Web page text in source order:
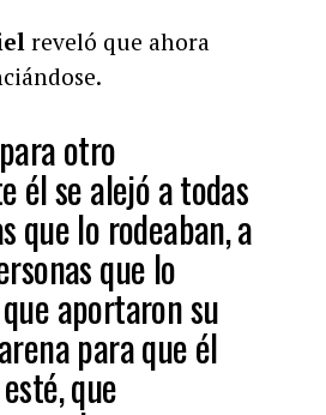
reveló que ahora
otro
él se alejó a todas
que lo rodeaban, a
que lo
aportaron su
para que él
que